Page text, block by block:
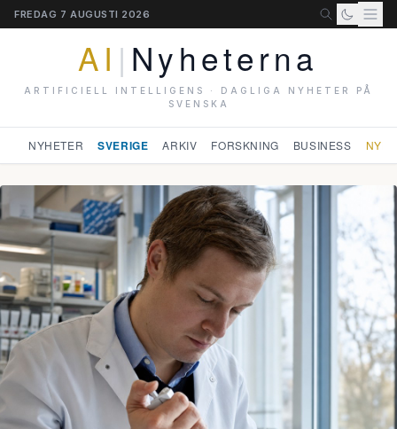
FREDAG 7 AUGUSTI 2026
AI | Nyheterna
ARTIFICIELL INTELLIGENS · DAGLIGA NYHETER PÅ
SVENSKA
NYHETER SVERIGE ARKIV FORSKNING BUSINESS